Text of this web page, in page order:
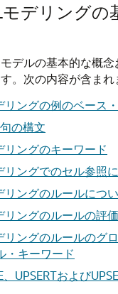
モデリングの
デルの基本的な概
。次の内容が含まれ
リングの例のベース
の構文
リングのキーワード
リングでのセル参照
リングのルールにつ
リングのルールの評
リングのルールのグ
・キーワード
、UPSERTおよび